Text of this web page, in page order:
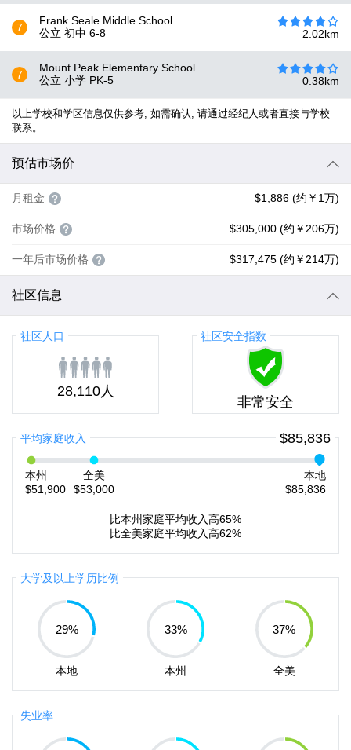
7
Frank Seale Middle School
公立 初中 6-8 2.02km
7
Mount Peak Elementary School
公立 小学 PK-5 0.38km
以上学校和学区信息仅供参考, 如需确认, 请通过经纪人或者直接与学校
联系。
预估市场价
月租金 $1,886 (约￥1万)
市场价格 $305,000 (约￥206万)
一年后市场价格 $317,475 (约￥214万)
社区信息
社区人口
28,110人
社区安全指数
非常安全
平均家庭收入 $85,836
本州
$51,900
全美
$53,000
本地
$85,836
比本州家庭平均收入高65%
比全美家庭平均收入高62%
大学及以上学历比例
29%
本地
33%
本州
37%
全美
失业率